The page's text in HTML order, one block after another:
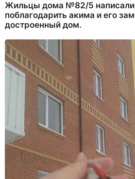
Жильцы дома №82/5 написали
поблагодарить акима и его
достроенный дом.